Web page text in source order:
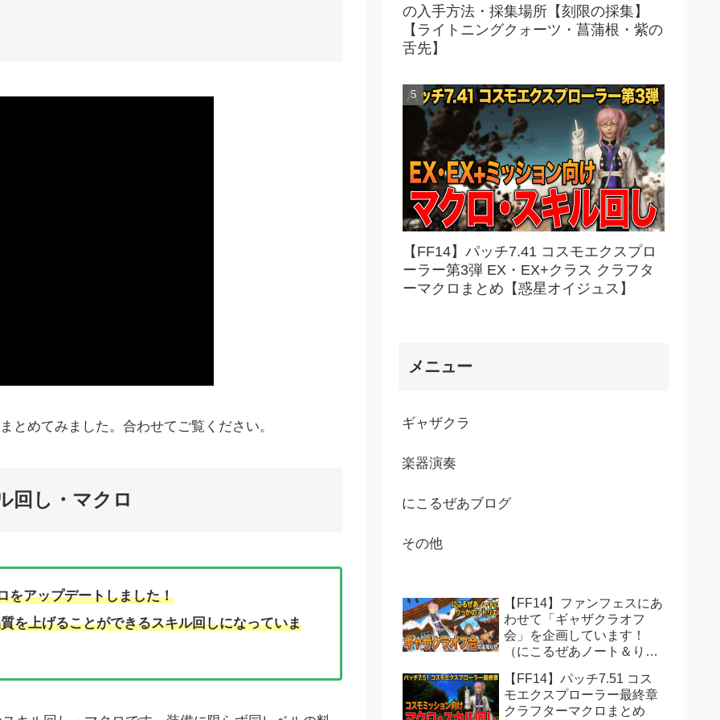
とめてみました。合わせてご覧ください。
回し・マクロ
をアップデートしました！
を上げることができるスキル回しになっていま
の入手方法・採集場所【刻限の採集】
【ライトニングクォーツ・菖蒲根・紫の
舌先】
【FF14】パッチ7.41 コスモエクスプロ
ーラー第3弾 EX・EX+クラス クラフタ
ーマクロまとめ【惑星オイジュス】
メニュー
ギャザクラ
楽器演奏
にこるぜあブログ
その他
【FF14】ファンフェスにあ
わせて「ギャザクラオフ
会」を企画しています！
（にこるぜあノート＆りっ
【FF14】パッチ7.51 コス
モエクスプローラー最終章
クラフターマクロまとめ